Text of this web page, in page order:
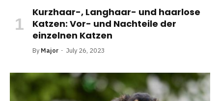
Kurzhaar-, Langhaar- und haarlose
Katzen: Vor- und Nachteile der
einzelnen Katzen
By Major July 26, 2023